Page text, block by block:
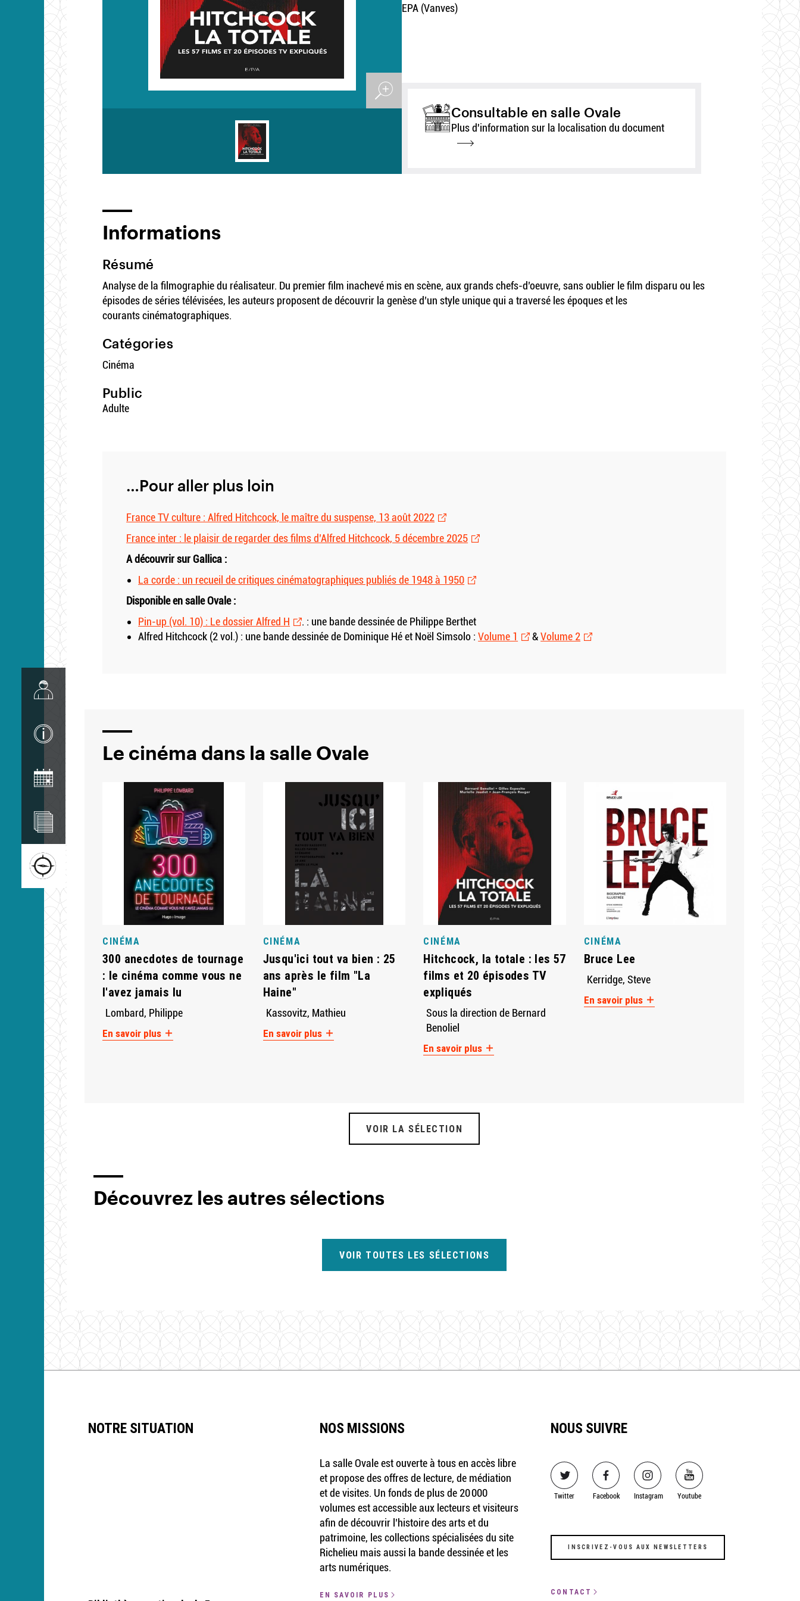
Image
EPA (Vanves)
Consultable en salle Ovale
Plus d'information sur la localisation du document
Informations
Résumé
Analyse de la filmographie du réalisateur. Du premier film inachevé mis en scène, aux grands chefs-d’oeuvre, sans oublier le film disparu ou les
épisodes de séries télévisées, les auteurs proposent de découvrir la genèse d’un style unique qui a traversé les époques et les
courants cinématographiques.
Catégories
Cinéma
Public
Adulte
…Pour aller plus loin
France TV culture : Alfred Hitchcock, le maître du suspense, 13 août 2022
France inter : le plaisir de regarder des films d’Alfred Hitchcock, 5 décembre 2025
A découvrir sur Gallica :
La corde : un recueil de critiques cinématographiques publiés de 1948 à 1950
Disponible en salle Ovale :
Pin-up (vol. 10) : Le dossier Alfred H
. : une bande dessinée de Philippe Berthet
Alfred Hitchcock (2 vol.) : une bande dessinée de Dominique Hé et Noël Simsolo :Volume 1 &Volume 2
Le cinéma dans la salle Ovale
CINÉMA
300 anecdotes de tournage
: le cinéma comme vous ne
l'avez jamais lu
Lombard, Philippe
En savoir plus
CINÉMA
Jusqu'ici tout va bien : 25
ans après le film "La
Haine"
Kassovitz, Mathieu
En savoir plus
CINÉMA
Hitchcock, la totale : les 57
films et 20 épisodes TV
expliqués
Sous la direction de Bernard
Benoliel
En savoir plus
CINÉMA
Bruce Lee
Kerridge, Steve
En savoir plus
VOIR LA SÉLECTION
Découvrez les autres sélections
VOIR TOUTES LES SÉLECTIONS
NOTRE SITUATION NOS MISSIONS
La salle Ovale est ouverte à tous en accès libre
et propose des offres de lecture, de médiation
et de visites. Un fonds de plus de 20 000
volumes est accessible aux lecteurs et visiteurs
afin de découvrir l’histoire des arts et du
patrimoine, les collections spécialisées du site
Richelieu mais aussi la bande dessinée et les
arts numériques.
EN SAVOIR PLUS
NOUS SUIVRE
Image
Twitter
Image
Facebook
Image
Instagram
Image
Youtube
INSCRIVEZ-VOUS AUX NEWSLETTERS
CONTACT